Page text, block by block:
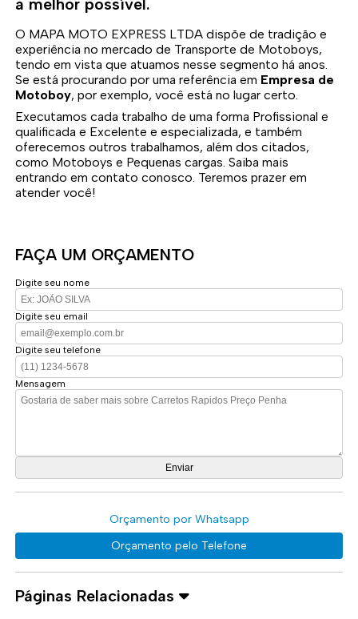
O MAPA MOTO EXPRESS LTDA dispõe de tradição e
experiência no mercado de Transporte de Motoboys,
tendo em vista que atuamos nesse segmento há anos.
Se está procurando por uma referência em Empresa de
Motoboy, por exemplo, você está no lugar certo.
Executamos cada trabalho de uma forma Profissional e
qualificada e Excelente e especializada, e também
oferecemos outros trabalhamos, além dos citados,
como Motoboys e Pequenas cargas. Saiba mais
entrando em contato conosco. Teremos prazer em
atender você!
FAÇA UM ORÇAMENTO
Digite seu nome
Digite seu email
Digite seu telefone
Mensagem
Orçamento por Whatsapp
Orçamento pelo Telefone
Páginas Relacionadas